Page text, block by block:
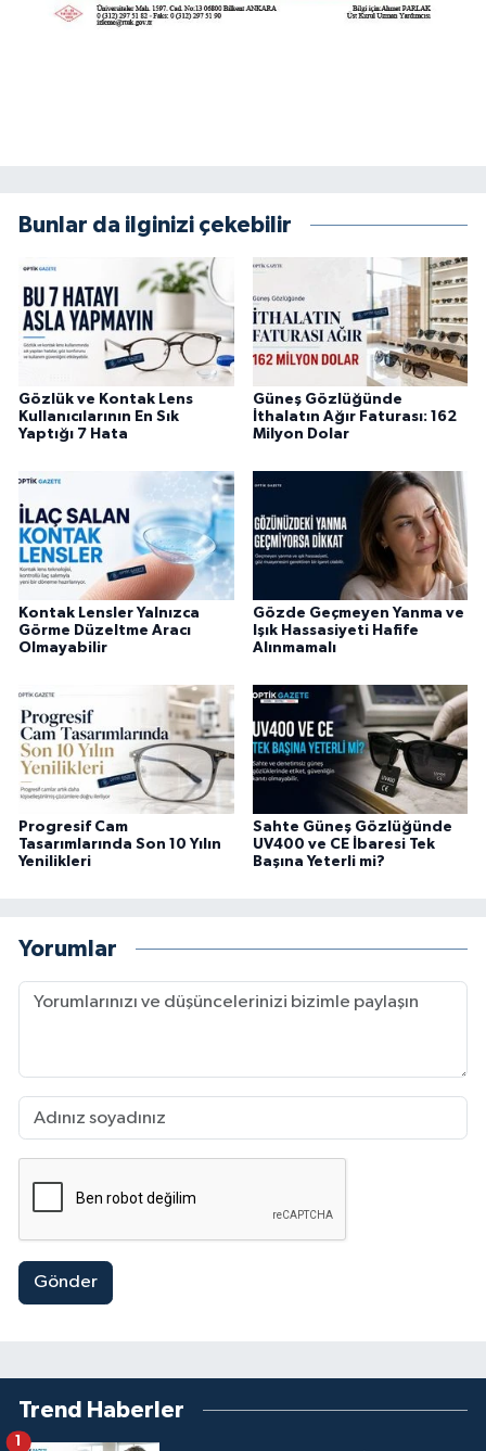
Bunlar da ilginizi çekebilir
Gözlük ve Kontak Lens
Kullanıcılarının En Sık
Yaptığı 7 Hata
Güneş Gözlüğünde
İthalatın Ağır Faturası: 162
Milyon Dolar
Kontak Lensler Yalnızca
Görme Düzeltme Aracı
Olmayabilir
Gözde Geçmeyen Yanma ve
Işık Hassasiyeti Hafife
Alınmamalı
Progresif Cam
Tasarımlarında Son 10 Yılın
Yenilikleri
Sahte Güneş Gözlüğünde
UV400 ve CE İbaresi Tek
Başına Yeterli mi?
Yorumlar
Gönder
Trend Haberler
1